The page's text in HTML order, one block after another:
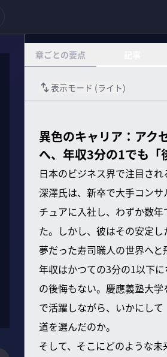
章ごとの要点
表示モード (ライト)
異色のキャリア：アク
へ、年収3分の1でも「
日本のビジネス界で注目さ
深澤氏は、新卒で大手コン
チュアに入社し、わずか数
た。しかし、彼はその安定
夢だった寿司職人の世界へと
年収はかつての3分の1以下
の後悔もない。慶應義塾大
で活躍しながら、いかにし
道を選んだのか。
そして、そこにどのような